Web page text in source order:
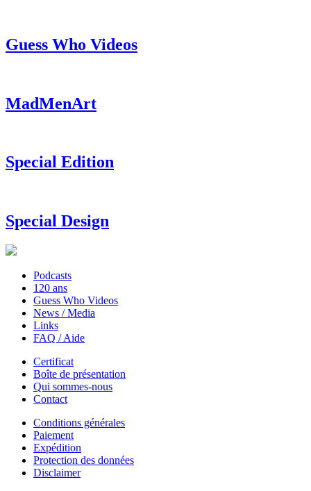
Guess Who Videos
MadMenArt
Special Edition
Special Design
Podcasts
120 ans
Guess Who Videos
News / Media
Links
FAQ / Aide
Certificat
Boîte de présentation
Qui sommes-nous
Contact
Conditions générales
Paiement
Expédition
Protection des données
Disclaimer